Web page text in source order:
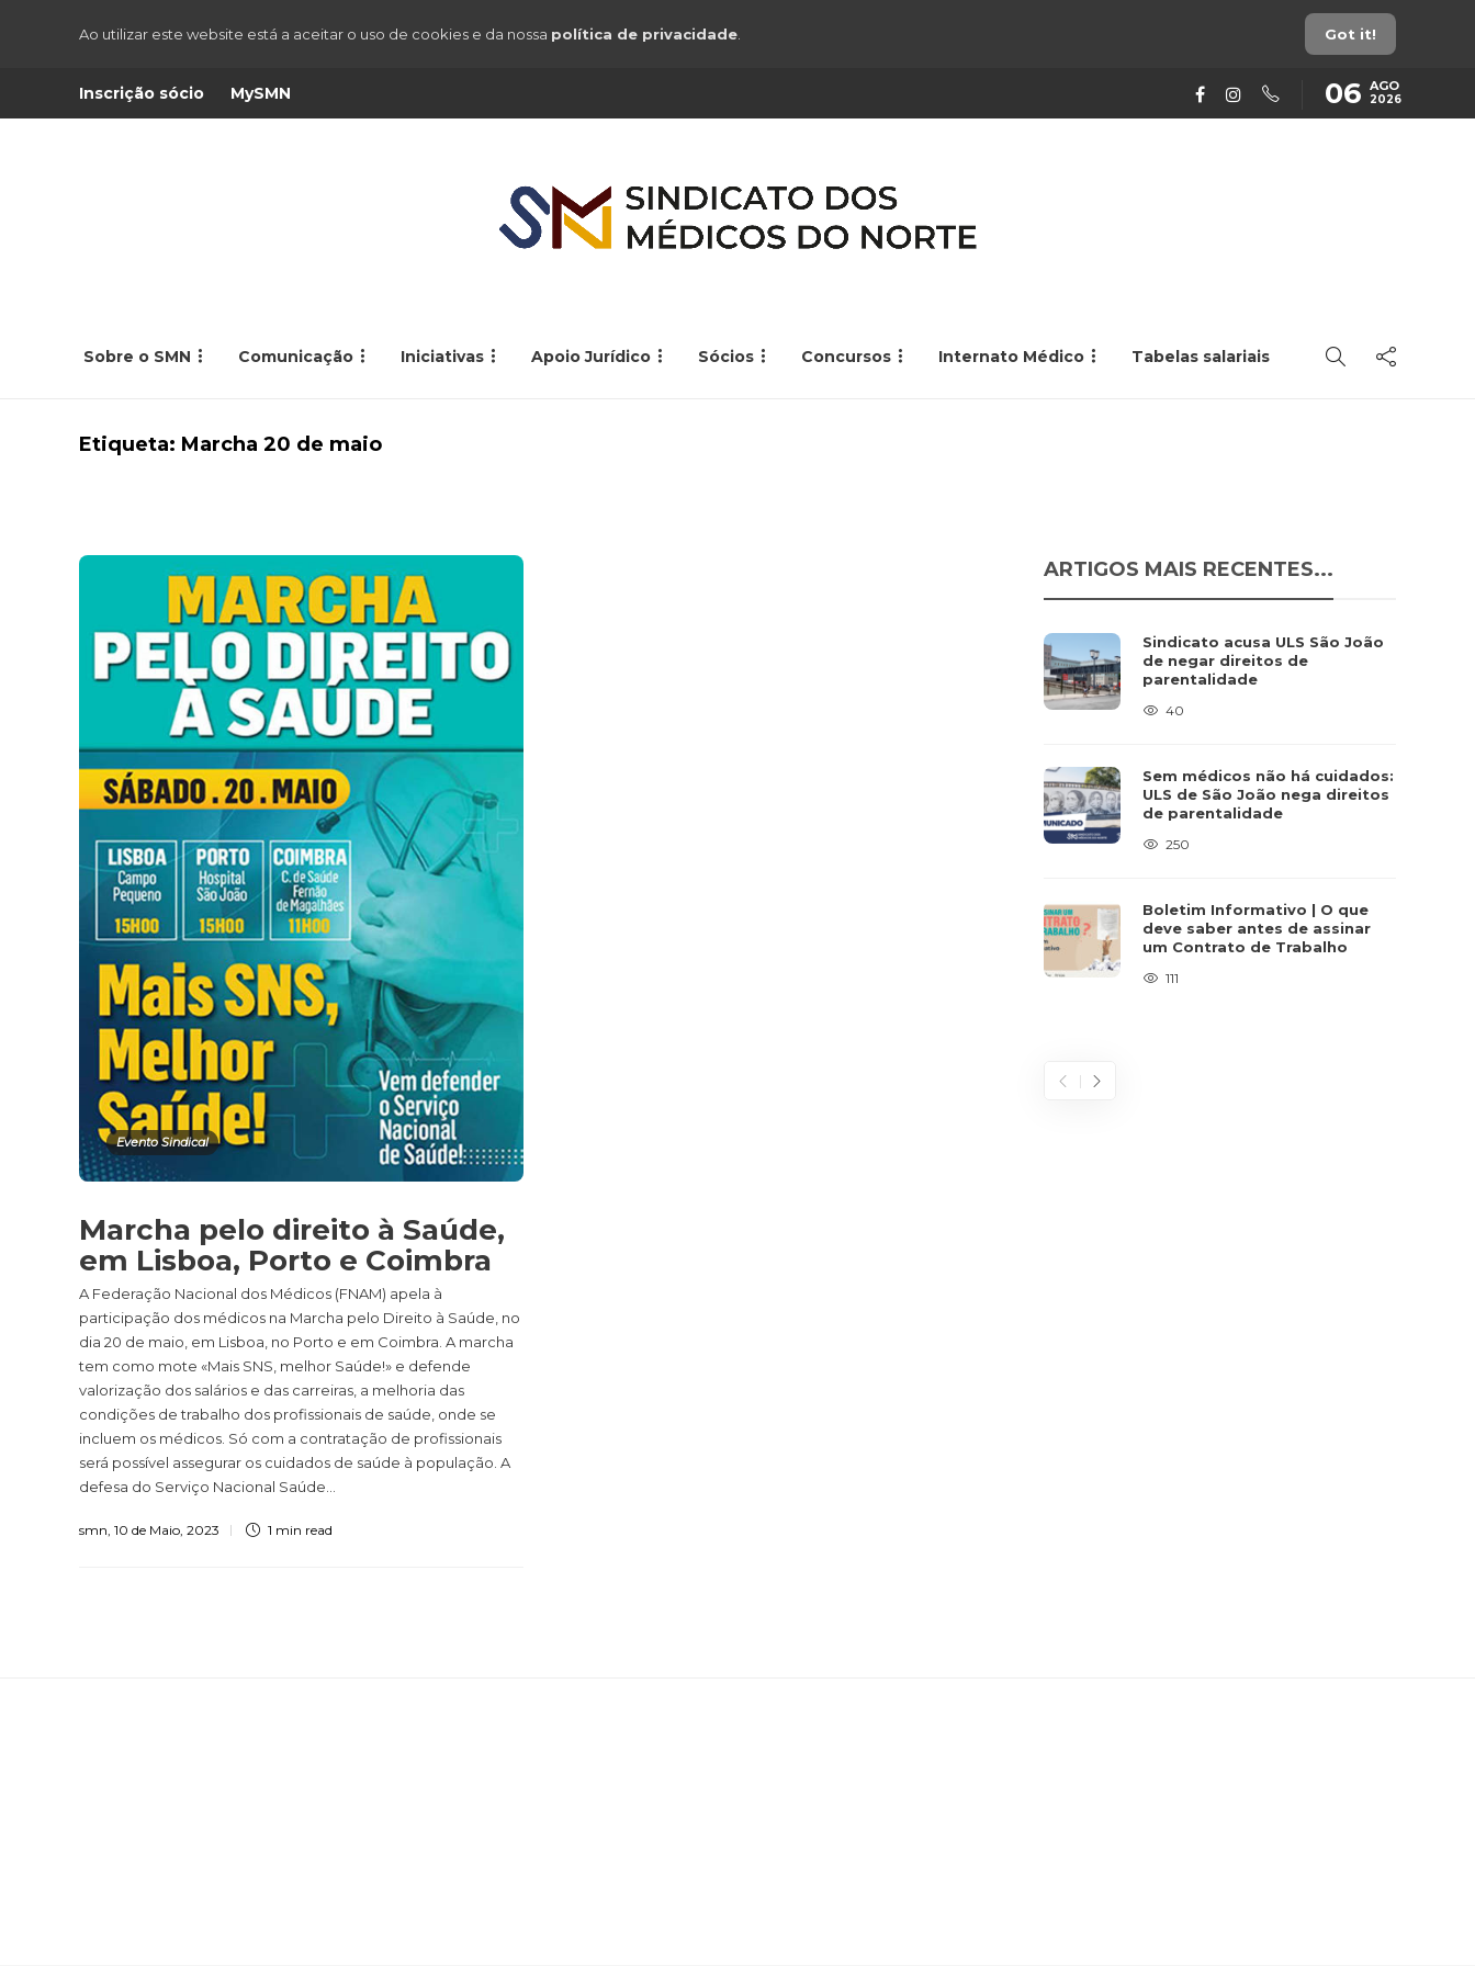
Ao utilizar este website está a aceitar o uso de cookies e da nossa política de privacidade Got it!
Inscrição sócio MySMN 06 AGO
2026
Sobre o SMN Comunicação Iniciativas Apoio Jurídico Sócios Concursos Internato Médico Tabelas salariais
Etiqueta: Marcha 20 de maio
Evento Sindical
Marcha pelo direito à Saúde,
em Lisboa, Porto e Coimbra
A Federação Nacional dos Médicos (FNAM) apela à
participação dos médicos na Marcha pelo Direito à Saúde, no
dia 20 de maio, em Lisboa, no Porto e em Coimbra. A marcha
tem como mote «Mais SNS, melhor Saúde!» e defende
valorização dos salários e das carreiras, a melhoria das
condições de trabalho dos profissionais de saúde, onde se
incluem os médicos. Só com a contratação de profissionais
será possível assegurar os cuidados de saúde à população. A
defesa do Serviço Nacional Saúde...
smn, 10 de Maio, 2023 1 min read
ARTIGOS MAIS RECENTES...
Sindicato acusa ULS São João
de negar direitos de
parentalidade
40
Sem médicos não há cuidados:
ULS de São João nega direitos
de parentalidade
250
Boletim Informativo | O que
deve saber antes de assinar
um Contrato de Trabalho
111